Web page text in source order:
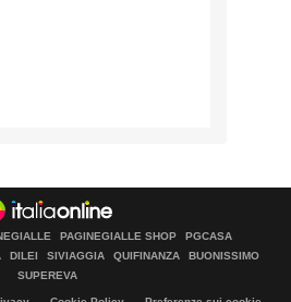
PAGINEGIALLE SHOP
PGCASA
DILEI SIVIAGGIA QUIFINANZA
BUONISSIMO
SUPEREVA